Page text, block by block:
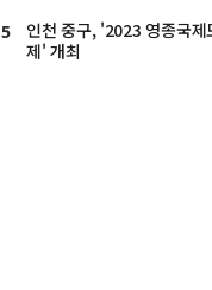
5
인천 중구, '2023 영종국제
제' 개최